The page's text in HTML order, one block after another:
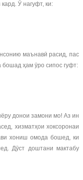
Ӯ нагуфт, ки:
маънавӣ расид, пас
бошад ҳам ӯро сипос гуфт:
донои замони мо! Аз ин
хизматҳои хоксоронаи
хониш омода бошед, ки
Дӯст доштани мактабу